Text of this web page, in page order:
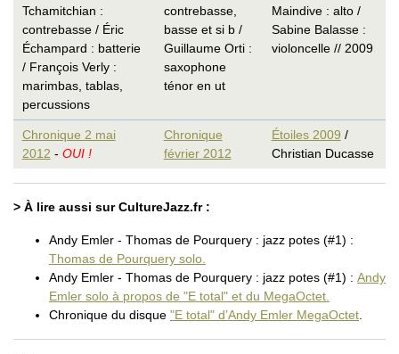
Tchamitchian :
contrebasse / Éric
Échampard : batterie
/ François Verly :
marimbas, tablas,
percussions
contrebasse,
basse et si b /
Guillaume Orti :
saxophone
ténor en ut
Maindive : alto /
Sabine Balasse :
violoncelle // 2009
Chronique 2 mai
2012 - OUI !
Chronique
février 2012
Étoiles 2009 /
Christian Ducasse
> À lire aussi sur CultureJazz.fr :
Andy Emler - Thomas de Pourquery : jazz potes (#1) :
Thomas de Pourquery solo.
Andy Emler - Thomas de Pourquery : jazz potes (#1) : Andy
Emler solo à propos de "E total" et du MegaOctet.
Chronique du disque "E total" d’Andy Emler MegaOctet